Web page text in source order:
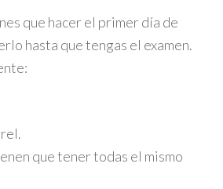
que hacer el primer día de
hasta que tengas el examen.
que tener todas el mismo